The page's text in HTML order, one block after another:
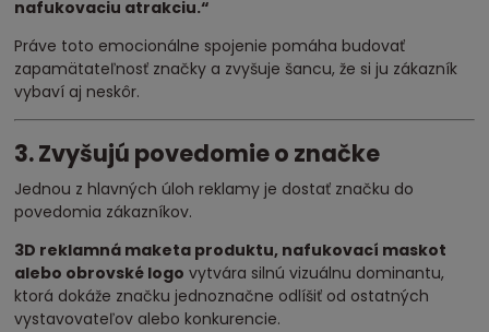
nafukovaciu atrakciu.“
Práve toto emocionálne spojenie pomáha budovať
zapamätateľnosť značky a zvyšuje šancu, že si ju zákazník
vybaví aj neskôr.
3. Zvyšujú povedomie o značke
Jednou z hlavných úloh reklamy je dostať značku do
povedomia zákazníkov.
3D reklamná maketa produktu, nafukovací maskot
alebo obrovské logo vytvára silnú vizuálnu dominantu,
ktorá dokáže značku jednoznačne odlíšiť od ostatných
vystavovateľov alebo konkurencie.